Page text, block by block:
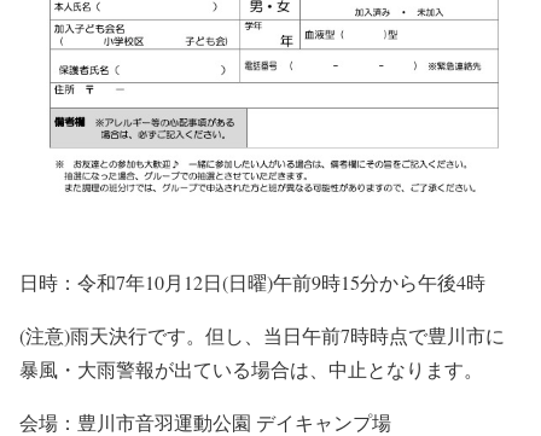
日時：令和7年10月12日(日曜)午前9時15分から午後4時
(注意)雨天決行です。但し、当日午前7時時点で豊川市に
暴風・大雨警報が出ている場合は、中止となります。
会場：豊川市音羽運動公園 デイキャンプ場